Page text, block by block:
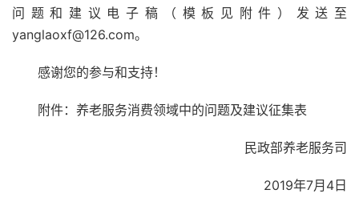
问题和建议电子稿（模板见附件）发送至
yanglaoxf@126.com。
感谢您的参与和支持！
附件：养老服务消费领域中的问题及建议征集表
民政部养老服务司
2019年7月4日